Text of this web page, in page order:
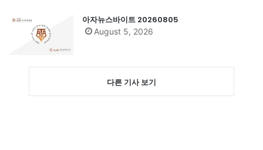
아자뉴스바이트 20260805
August 5, 2026
다른 기사 보기